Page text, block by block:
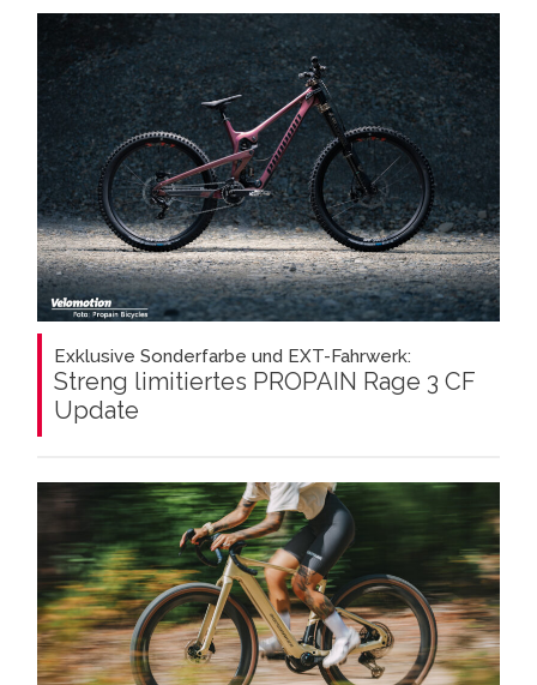
Exklusive Sonderfarbe und EXT-Fahrwerk:
Streng limitiertes PROPAIN Rage 3 CF
Update